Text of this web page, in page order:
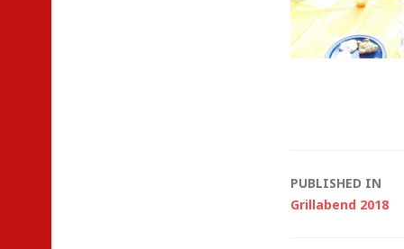
Post
PUBLISHED IN
Grillabend 2018